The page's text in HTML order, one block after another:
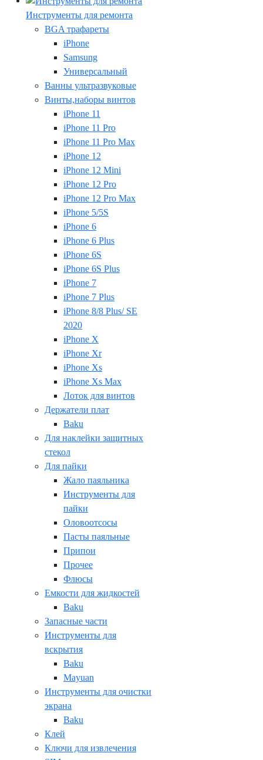
Инструменты для ремонта
BGA трафареты
iPhone
Samsung
Универсальный
Ванны ультразвуковые
Винты,наборы винтов
iPhone 11
iPhone 11 Pro
iPhone 11 Pro Max
iPhone 12
iPhone 12 Mini
iPhone 12 Pro
iPhone 12 Pro Max
iPhone 5/5S
iPhone 6
iPhone 6 Plus
iPhone 6S
iPhone 6S Plus
iPhone 7
iPhone 7 Plus
iPhone 8/8 Plus/ SE
2020
iPhone X
iPhone Xr
iPhone Xs
iPhone Xs Max
Лоток для винтов
Держатели плат
Baku
Для наклейки защитных
стекол
Для пайки
Жало паяльника
Инструменты для
пайки
Оловоотсосы
Пасты паяльные
Припои
Прочее
Флюсы
Емкости для жидкостей
Baku
Запасные части
Инструменты для
вскрытия
Baku
Mayuan
Инструменты для очистки
экрана
Baku
Клей
Ключи для извлечения